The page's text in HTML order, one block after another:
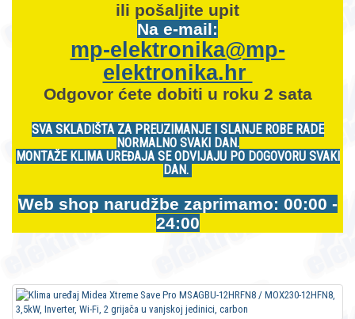
ili pošaljite upit
Na e-mail:
mp-elektronika@mp-
elektronika.hr
Odgovor ćete dobiti u roku 2 sata
SVA SKLADIŠTA ZA PREUZIMANJE I SLANJE ROBE RADE
NORMALNO SVAKI DAN.
MONTAŽE KLIMA UREĐAJA SE ODVIJAJU PO DOGOVORU SVAKI
DAN.
Web shop narudžbe zaprimamo: 00:00 -
24:00